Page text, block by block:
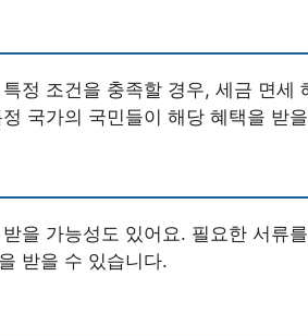
정 조건을 충족할 경우, 세금 면세
국가의 국민들이 해당 혜택을 받
을 가능성도 있어요. 필요한 서류
받을 수 있습니다.